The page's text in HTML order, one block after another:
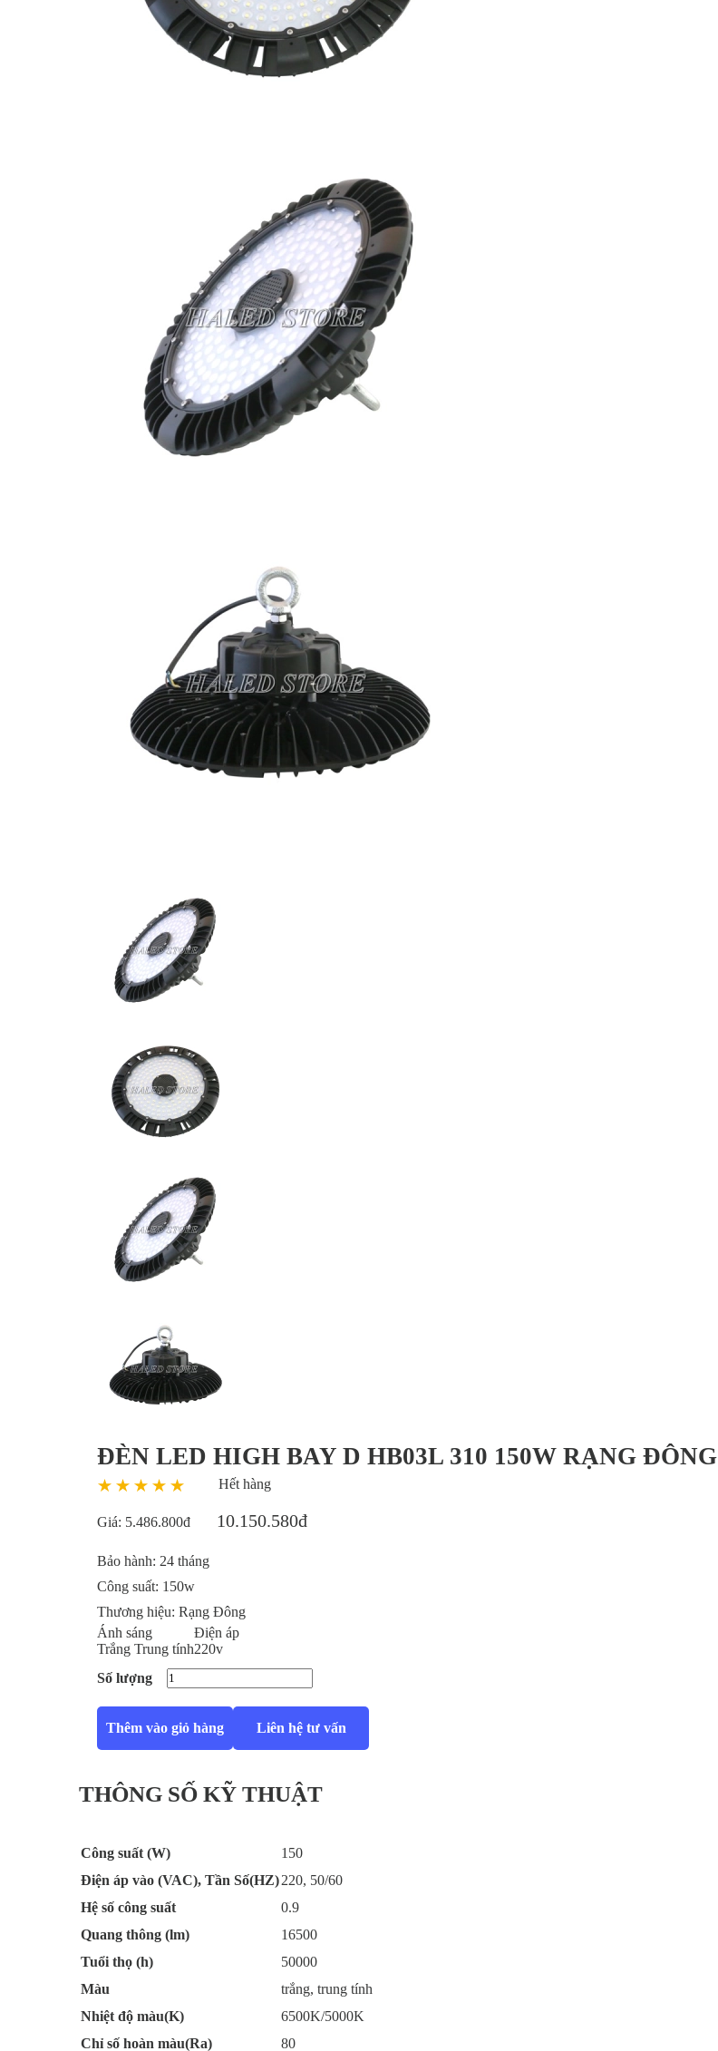
ĐÈN LED HIGH BAY D HB03L 310 150W RẠNG ĐÔNG
Hết hàng
Giá: 5.486.800đ 10.150.580đ
Bảo hành: 24 tháng
Công suất: 150w
Thương hiệu: Rạng Đông
Ánh sáng
Trắng Trung tính
Điện áp
220v
Số lượng
Thêm vào giỏ hàng Liên hệ tư vấn
THÔNG SỐ KỸ THUẬT
Công suất (W)
150
Điện áp vào (VAC), Tần Số(HZ)220, 50/60
Hệ số công suất
0.9
Quang thông (lm)
16500
Tuổi thọ (h)
50000
Màu
trắng, trung tính
Nhiệt độ màu(K)
6500K/5000K
Chỉ số hoàn màu(Ra)
80